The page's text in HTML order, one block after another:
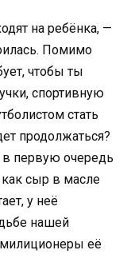
на ребёнка, —
Помимо
чтобы ты
спортивную
стать
продолжаться?
в первую очередь
сыр в масле
у неё
нашей
милиционеры её